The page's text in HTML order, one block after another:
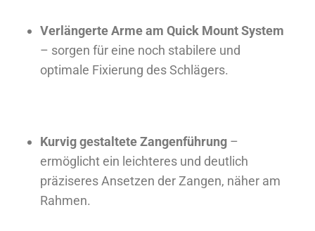
Verlängerte Arme am Quick Mount System
– sorgen für eine noch stabilere und
optimale Fixierung des Schlägers.
Kurvig gestaltete Zangenführung–
ermöglicht ein leichteres und deutlich
präziseres Ansetzen der Zangen, näher am
Rahmen.